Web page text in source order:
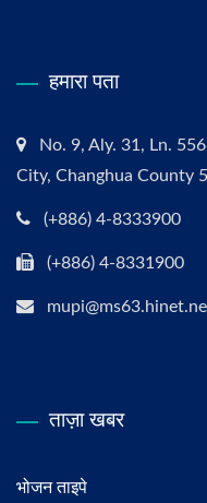
हमारा पता
No. 9, Aly. 31, Ln.
City, Changhua County
(+886) 4-8333900
(+886) 4-8331900
ताज़ा खबर
भोजन ताइपे